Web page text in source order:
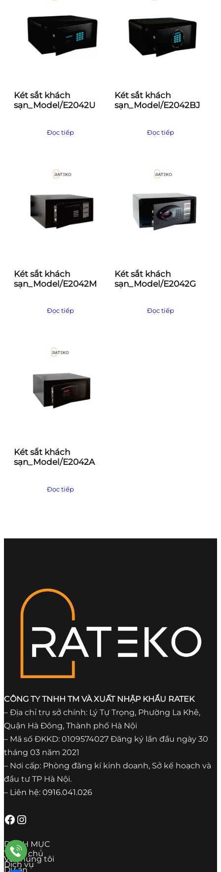
Két sắt khách
sạn_Model/E2042U
Đọc tiếp
Két sắt khách
sạn_Model/E2042BJ
Đọc tiếp
Két sắt khách
sạn_Model/E2042M
Đọc tiếp
Két sắt khách
sạn_Model/E2042G
Đọc tiếp
Két sắt khách
sạn_Model/E2042A
Đọc tiếp
CÔNG TY TNHH TM VÀ XUẤT NHẬP KHẨU RATEK
– Địa chỉ trụ sở chính: Lý Tự Trọng, Phường La Khê,
Quận Hà Đông, Thành phố Hà Nội
– Mã số ĐKKD: 0109574027 Đăng ký lần đầu ngày 30
tháng 03 năm 2021
– Nơi cấp: Phòng đăng kí kinh doanh, Sở kế hoạch và
đầu tư TP Hà Nội.
– Liên hệ: 0916.041.026
Facebook Instagram
DANH MỤC
Trang chủ
Về chúng tôi
Dịch vụ
Dự án